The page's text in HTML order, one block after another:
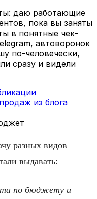
даю работающие
пока вы заняты
в понятные чек-
автоворонок
по-человечески,
сразу и видели
из блога
разных видов
выдавать:
по бюджету и